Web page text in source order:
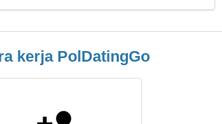
kerja PolDatingGo